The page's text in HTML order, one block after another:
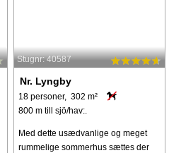
Stugnr: 40587
Nr. Lyngby
18 personer, 302 m²
800 m till sjö/hav:.
Med dette usædvanlige og meget
rummelige sommerhus sættes der